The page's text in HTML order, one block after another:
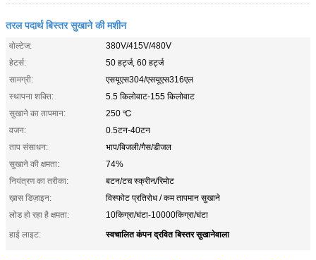
तरल पदार्थ बिस्तर सुखाने की मशीन
वोल्टेज:
380V/415V/480V
हेटर्स:
50 हर्ट्ज, 60 हर्ट्ज
सामग्री:
एसयूएस304/एसयूएस316एल
स्थापना शक्ति:
5.5 किलोवाट-155 किलोवाट
सुखाने का तापमान:
250 ℃
वजन:
0.5टन-40टन
ताप संसाधन:
भाप/बिजली/गैस/डीजल
सुखाने की क्षमता:
74%
नियंत्रण का तरीका:
बटन/टच स्क्रीन/रिमोट
ख़ास डिज़ाइन:
विस्फोट प्रतिरोध / कम तापमान सुखाने
लोड हो रहा है क्षमता:
10किग्रा/घंटा-10000किग्रा/घंटा
हाई लाइट:
स्वचालित कंपन द्रवित बिस्तर सुखानेवाला